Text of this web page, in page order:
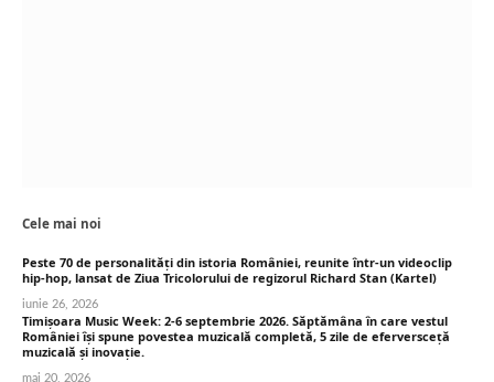
Cele mai noi
Peste 70 de personalități din istoria României, reunite într-un videoclip
hip-hop, lansat de Ziua Tricolorului de regizorul Richard Stan (Kartel)
iunie 26, 2026
Timișoara Music Week: 2-6 septembrie 2026. Săptămâna în care vestul
României își spune povestea muzicală completă, 5 zile de eferversceță
muzicală și inovație.
mai 20, 2026